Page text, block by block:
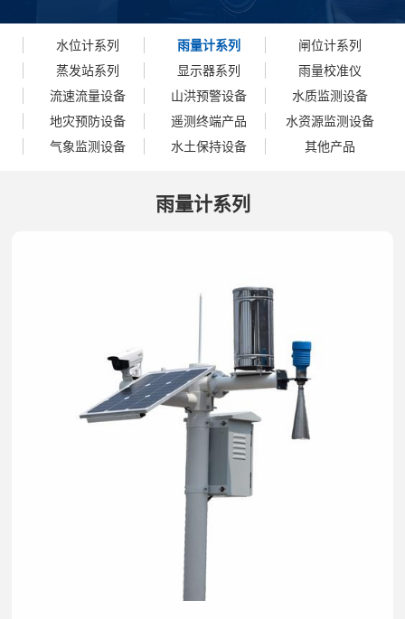
水位计系列 雨量计系列
闸位计系列
蒸发站系列
显示器系列
雨量校准仪
流速流量设备
山洪预警设备
水质监测设备
地灾预防设备
遥测终端产品
水资源监测设备
气象监测设备
水土保持设备 其他产品
雨量计系列